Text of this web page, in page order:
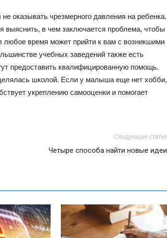
оказывать чрезмерного давления на ребенка.
выяснить, в чем заключается проблема, чтобы
любое время может прийти к вам с возникшими
учебных заведений также есть
предоставить квалифицированную помощь.
школой. Если у малыша еще нет хобби,
укреплению самооценки и помогает
Следующая статья
Четыре способа найти новые идеи